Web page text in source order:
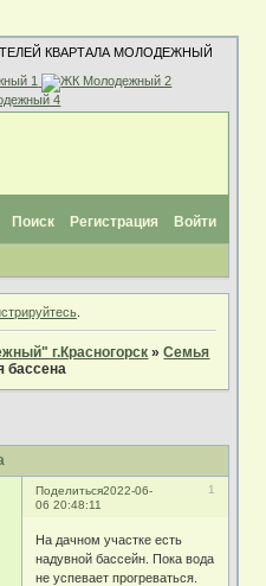
КВАРТАЛА МОЛОДЕЖНЫЙ
Поиск Регистрация Войти
.
г.Красногорск »Семья
бассена
Поделиться 1
2022-06-
06 20:48:11
На дачном участке есть
надувной бассейн. Пока вода
не успевает прогреваться.